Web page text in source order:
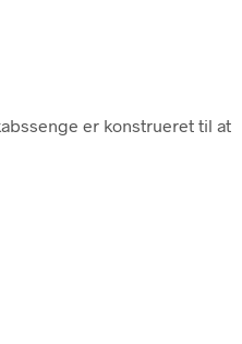
er konstrueret til at